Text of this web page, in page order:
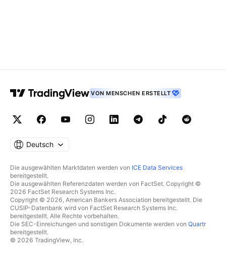
VON MENSCHEN ERSTELLT
Deutsch
Die ausgewählten Marktdaten werden von ICE Data Services
bereitgestellt.
Die ausgewählten Referenzdaten werden von FactSet. Copyright ©
2026 FactSet Research Systems Inc.
Copyright © 2026, American Bankers Association bereitgestellt. Die
CUSIP-Datenbank wird von FactSet Research Systems Inc.
bereitgestellt. Alle Rechte vorbehalten.
Die SEC-Einreichungen und sonstigen Dokumente werden von Quartr
bereitgestellt.
© 2026 TradingView, Inc.